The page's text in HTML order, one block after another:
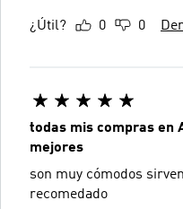
¿Útil? 0 0
todas mis compras en
mejores
son muy cómodos
recomedado